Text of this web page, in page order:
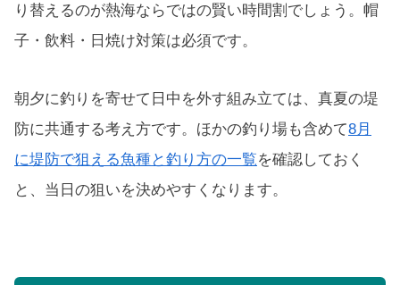
り替えるのが熱海ならではの賢い時間割でしょう。帽
子・飲料・日焼け対策は必須です。
朝夕に釣りを寄せて日中を外す組み立ては、真夏の堤
防に共通する考え方です。ほかの釣り場も含めて8月
に堤防で狙える魚種と釣り方の一覧を確認しておく
と、当日の狙いを決めやすくなります。